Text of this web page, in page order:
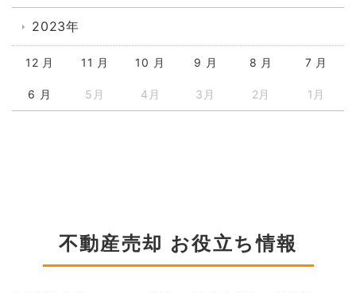
2023年
12 月 11 月 10 月 9 月 8 月 7 月
6 月 5月 4月 3月 2月 1月
不動産売却 お役立ち情報